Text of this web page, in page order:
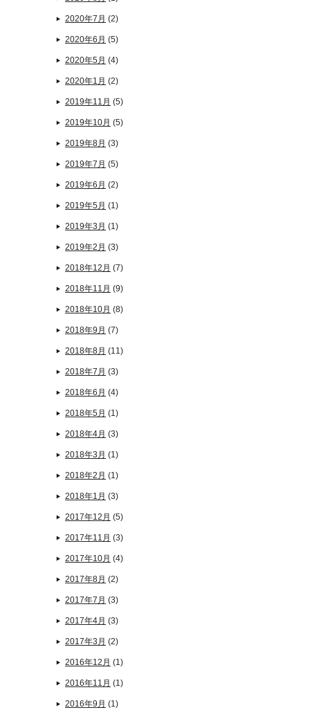
2020年7月 (2)
2020年6月 (5)
2020年5月 (4)
2020年1月 (2)
2019年11月 (5)
2019年10月 (5)
2019年8月 (3)
2019年7月 (5)
2019年6月 (2)
2019年5月 (1)
2019年3月 (1)
2019年2月 (3)
2018年12月 (7)
2018年11月 (9)
2018年10月 (8)
2018年9月 (7)
2018年8月 (11)
2018年7月 (3)
2018年6月 (4)
2018年5月 (1)
2018年4月 (3)
2018年3月 (1)
2018年2月 (1)
2018年1月 (3)
2017年12月 (5)
2017年11月 (3)
2017年10月 (4)
2017年8月 (2)
2017年7月 (3)
2017年4月 (3)
2017年3月 (2)
2016年12月 (1)
2016年11月 (1)
2016年9月 (1)